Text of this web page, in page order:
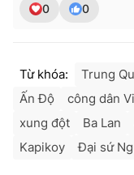
0 0
Từ khóa: Trung
Ấn Độ
công dân
xung đột
Ba Lan
Kapikoy
Đại sứ